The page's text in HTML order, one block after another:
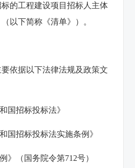
标的工程建设项目招标人主体
以下简称《清单》）。
要依据以下法律法规及政策文
国招标投标法》
国招标投标法实施条例》
》（国务院令第712号）